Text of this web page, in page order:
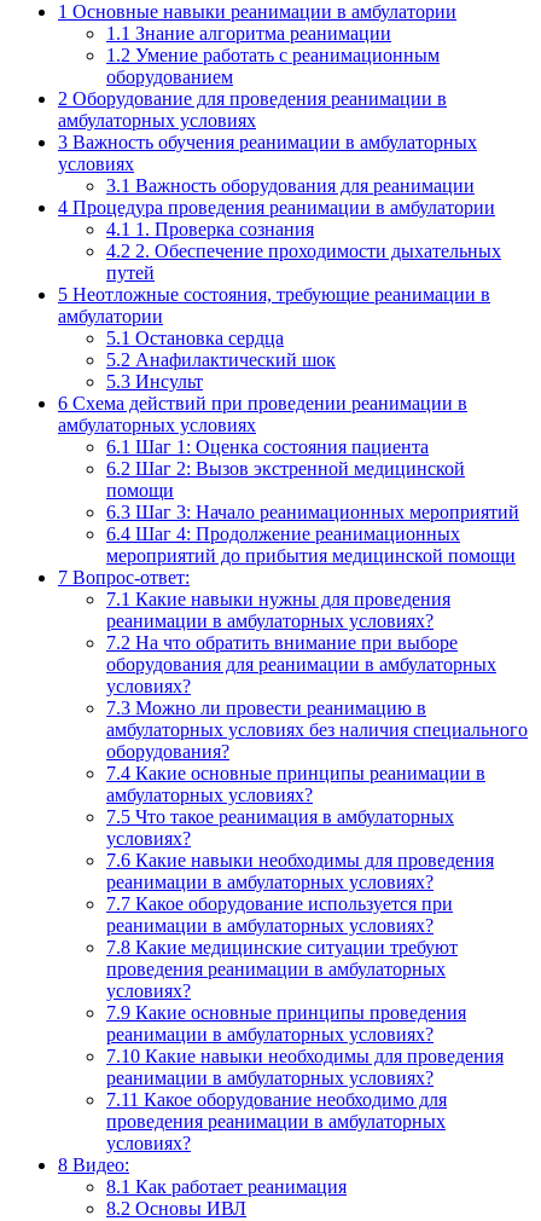
1 Основные навыки реанимации в амбулатории
1.1 Знание алгоритма реанимации
1.2 Умение работать с реанимационным
оборудованием
2 Оборудование для проведения реанимации в
амбулаторных условиях
3 Важность обучения реанимации в амбулаторных
условиях
3.1 Важность оборудования для реанимации
4 Процедура проведения реанимации в амбулатории
4.1 1. Проверка сознания
4.2 2. Обеспечение проходимости дыхательных
путей
5 Неотложные состояния, требующие реанимации в
амбулатории
5.1 Остановка сердца
5.2 Анафилактический шок
5.3 Инсульт
6 Схема действий при проведении реанимации в
амбулаторных условиях
6.1 Шаг 1: Оценка состояния пациента
6.2 Шаг 2: Вызов экстренной медицинской
помощи
6.3 Шаг 3: Начало реанимационных мероприятий
6.4 Шаг 4: Продолжение реанимационных
мероприятий до прибытия медицинской помощи
7 Вопрос-ответ:
7.1 Какие навыки нужны для проведения
реанимации в амбулаторных условиях?
7.2 На что обратить внимание при выборе
оборудования для реанимации в амбулаторных
условиях?
7.3 Можно ли провести реанимацию в
амбулаторных условиях без наличия специального
оборудования?
7.4 Какие основные принципы реанимации в
амбулаторных условиях?
7.5 Что такое реанимация в амбулаторных
условиях?
7.6 Какие навыки необходимы для проведения
реанимации в амбулаторных условиях?
7.7 Какое оборудование используется при
реанимации в амбулаторных условиях?
7.8 Какие медицинские ситуации требуют
проведения реанимации в амбулаторных
условиях?
7.9 Какие основные принципы проведения
реанимации в амбулаторных условиях?
7.10 Какие навыки необходимы для проведения
реанимации в амбулаторных условиях?
7.11 Какое оборудование необходимо для
проведения реанимации в амбулаторных
условиях?
8 Видео:
8.1 Как работает реанимация
8.2 Основы ИВЛ